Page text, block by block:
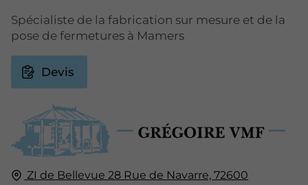
ZI de Bellevue 28 Rue de Navarre,72600
Spécialiste de la fabrication sur mesure et de la
pose de fermetures à Mamers
Devis